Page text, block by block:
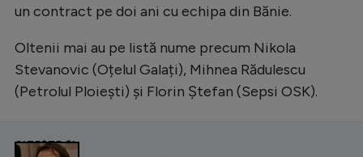
un contract pe doi ani cu echipa din Bănie.
Oltenii mai au pe listă nume precum Nikola
Stevanovic (Oțelul Galați), Mihnea Rădulescu
(Petrolul Ploiești) și Florin Ștefan (Sepsi OSK).
CITEȘTE ȘI